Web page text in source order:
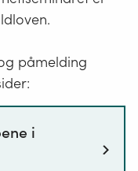
påmelding
i